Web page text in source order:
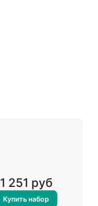
1 251 руб
Купить набор